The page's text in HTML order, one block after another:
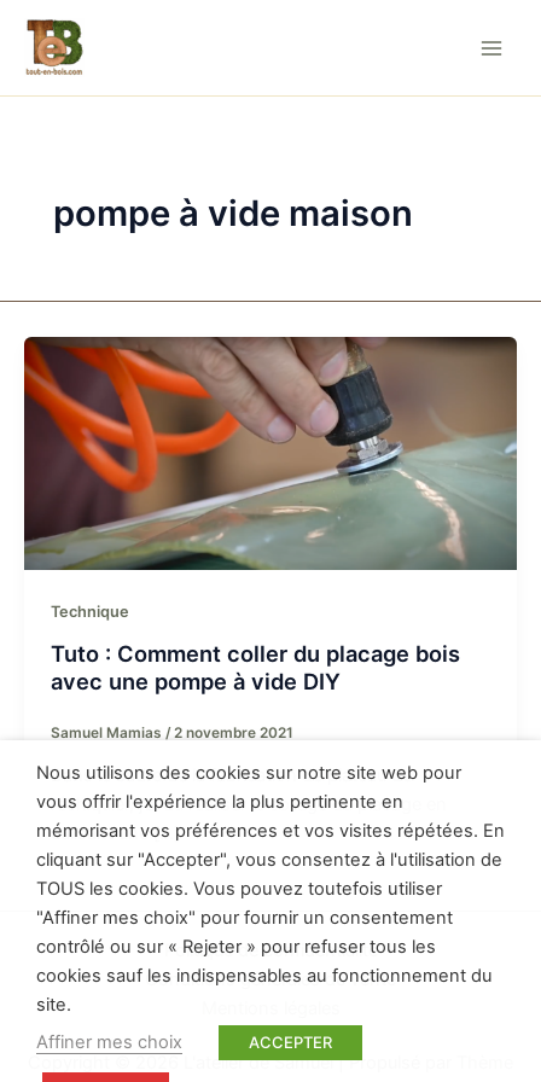
contenu
pompe à vide maison
Technique
Tuto : Comment coller du placage bois
avec une pompe à vide DIY
Samuel Mamias /2 novembre 2021
Dans le cadre de la fabrication de plateau de
l’échiquier, j’ai dû réaliser le collage du placage en
utilisant une […]
Politique de confidentialité
Conditions générales de vente
Copyright © 2026 L'atelier de Samuel | Propulsé par
Nous utilisons des cookies sur notre site web pour
vous offrir l'expérience la plus pertinente en
mémorisant vos préférences et vos visites répétées. En
cliquant sur "Accepter", vous consentez à l'utilisation de
TOUS les cookies. Vous pouvez toutefois utiliser
"Affiner mes choix" pour fournir un consentement
contrôlé ou sur « Rejeter » pour refuser tous les
cookies sauf les indispensables au fonctionnement du
site.
Affiner mes choix
ACCEPTER